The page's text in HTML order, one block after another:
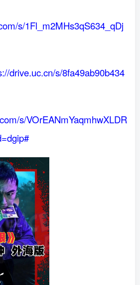
s/1Fl_m2MHs3qS634_qDj
drive.uc.cn/s/8fa49ab90b434
s/VOrEANmYaqmhwXLDR